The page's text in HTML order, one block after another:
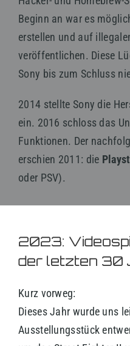
Beginn an war es
erstellen und auf
veröffentlichen. Diese
Sony bis zum Schluss
2014 stellte Sony die
ein. 2016 schloss das
Funktionen. Der
erschien 2011: die
oder PSV).
2023:
der letzten 30
Kurz vorweg:
Dieses Jahr wurde uns
Ausstellungsstück